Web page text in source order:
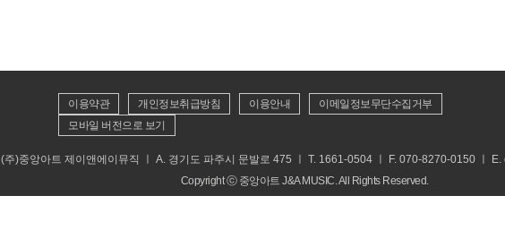
이용약관 개인정보취급방침 이용안내
이메일정보무단수집거부
모바일 버전으로 보기
(주)중앙아트 제이앤에이뮤직 ㅣ A. 경기도 파주시 문발로 475 ㅣ T. 1661-0504 ㅣ F. 070-8270-0150 ㅣ
Copyright ⓒ 중앙아트 J&A MUSIC. All Rights Reserved.